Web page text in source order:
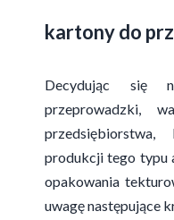
kartony do
Decydując się
przeprowadzki,
produkcji tego typu
opakowania
uwagę następujące